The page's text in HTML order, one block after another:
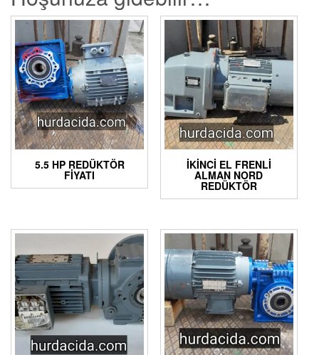
5.5 HP REDÜKTÖR
FIYATI
İKINCI EL FRENLI
ALMAN NORD
REDÜKTÖR